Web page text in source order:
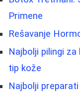
Primene
Rešavanje
Najbolji pilingi
tip kože
Najbolji